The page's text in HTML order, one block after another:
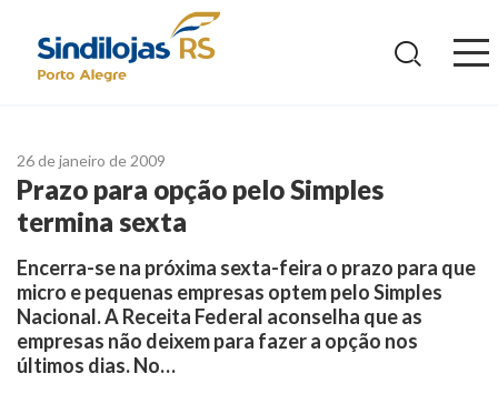
26 de janeiro de 2009
Prazo para opção pelo Simples
termina sexta
Encerra-se na próxima sexta-feira o prazo para que
micro e pequenas empresas optem pelo Simples
Nacional. A Receita Federal aconselha que as
empresas não deixem para fazer a opção nos
últimos dias. No…